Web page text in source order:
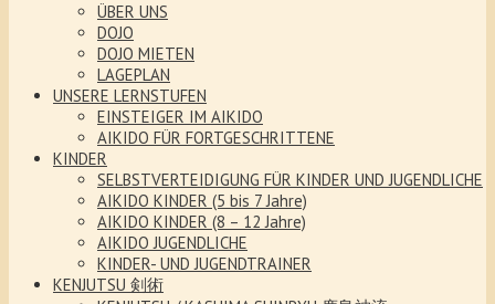
ÜBER UNS
DOJO
DOJO MIETEN
LAGEPLAN
UNSERE LERNSTUFEN
EINSTEIGER IM AIKIDO
AIKIDO FÜR FORTGESCHRITTENE
KINDER
SELBSTVERTEIDIGUNG FÜR KINDER UND JUGENDLICHE
AIKIDO KINDER (5 bis 7 Jahre)
AIKIDO KINDER (8 – 12 Jahre)
AIKIDO JUGENDLICHE
KINDER- UND JUGENDTRAINER
KENJUTSU 剣術